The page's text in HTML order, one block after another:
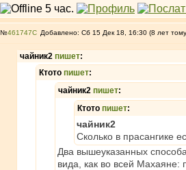
№461747 Добавлено: Сб 15 Дек 18, 16:30 (8 лет
чайник2 пишет:
Ктото пишет:
чайник2 пишет:
Ктото пишет:
чайник2
Сколько в прасангике
Два вышеуказанных
вида, как во всей